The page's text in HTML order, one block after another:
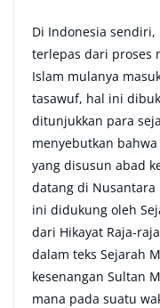
Di Indonesia
terlepas dari proses
Islam mulanya
tasawuf, hal ini
ditunjukkan para
menyebutkan
yang disusun abad
datang di
ini didukung oleh
dari Hikayat Raja-
dalam teks Sejarah
kesenangan Sultan
mana pada suatu